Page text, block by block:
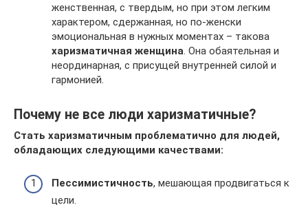
женственная, с твердым, но при этом легким
характером, сдержанная, но по-женски
эмоциональная в нужных моментах – такова
харизматичная женщина . Она обаятельная и
неординарная, с присущей внутренней силой и
гармонией.
Почему не все люди харизматичные?
Стать харизматичным проблематично для людей,
обладающих следующими качествами:
Пессимистичность, мешающая продвигаться к
цели.